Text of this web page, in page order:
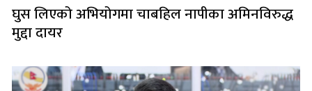
घुस लिएको अभियोगमा चाबहिल नापीका अमिनविरुद्ध
मुद्दा दायर